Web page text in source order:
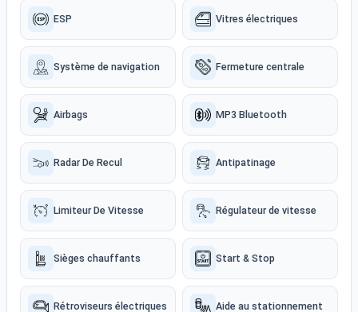
ESP Vitres électriques
Système de navigation Fermeture centrale
Airbags MP3 Bluetooth
Radar De Recul Antipatinage
Limiteur De Vitesse Régulateur de vitesse
Sièges chauffants Start & Stop
Rétroviseurs électriques Aide au stationnement